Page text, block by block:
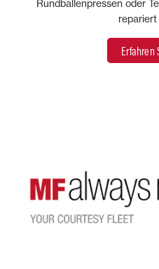
Rundballenpressen oder
Erfahren